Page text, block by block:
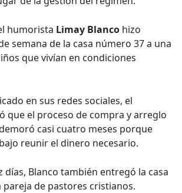
humorista Limay Blanco hizo
semana de la casa número 37 a una
que vivían en condiciones
en sus redes sociales, el
que el proceso de compra y arreglo
casi cuatro meses porque
reunir el dinero necesario.
días, Blanco también entregó la casa
pareja de pastores cristianos.